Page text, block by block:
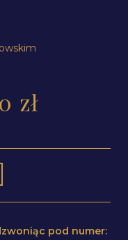
zł
pod numer: